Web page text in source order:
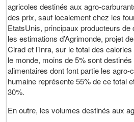
agricoles destinés aux agro-
des prix, sauf localement chez les
EtatsUnis, principaux producteurs de
les estimations d’Agrimonde, projet
Cirad et l’Inra, sur le total des
le monde, moins de 5% sont
alimentaires dont font partie les agro-
humaine représente 55% de ce total
30%.
En outre, les volumes destinés aux